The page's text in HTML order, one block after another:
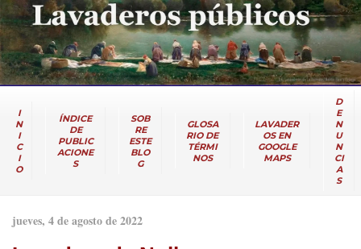
I
N
I
C
I
O
ÍNDICE
DE
PUBLIC
ACIONE
S
SOB
RE
ESTE
BLO
G
GLOSA
RIO DE
TÉRMI
NOS
LAVADER
OS EN
GOOGLE
MAPS
D
E
N
U
N
CI
A
S
jueves, 4 de agosto de 2022